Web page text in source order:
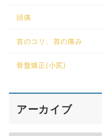
頭痛
首のコリ、首の痛み
骨盤矯正(小尻)
アーカイブ